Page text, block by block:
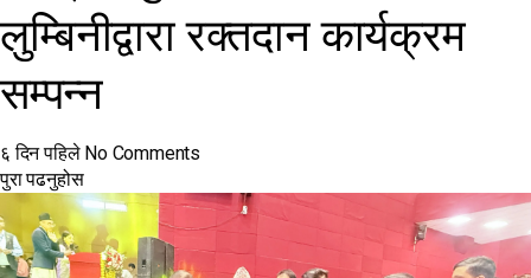
लुम्बिनीद्वारा रक्तदान कार्यक्रम
सम्पन्न
६ दिन पहिले No Comments
पुरा पढनुहोस